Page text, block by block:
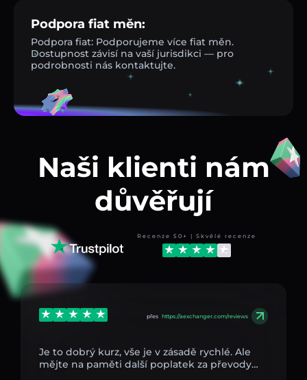
Podpora fiat měn:
Podpora fiat: Podporujeme více fiat měn.
Dostupnost závisí na vaší jurisdikci — pro
podrobnosti nás kontaktujte.
Naši klienti nám
důvěřují
Recenze 50+ | Skvělé recenze
přes https://aexchanger.com/reviews
Je to dobrý kurz, vše je v zásadě rychlé. Ale
mějte na paměti další poplatek za převody…